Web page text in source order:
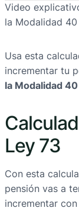
Video
la Modalidad 40
Usa esta
incrementar tu
la Modalidad 40
Ley 73
Con esta
pensión vas a
incrementar